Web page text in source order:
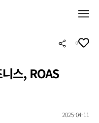
0
스, ROAS
2025-04-11